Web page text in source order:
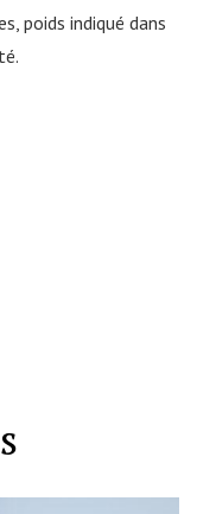
poids indiqué dans